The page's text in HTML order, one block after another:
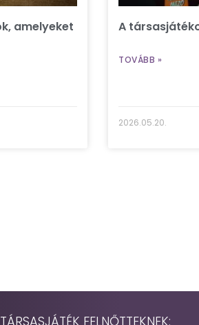
amelyeket
A
TOVÁBB »
2026.05.20.
TÁRSASJÁTÉK FELNŐTTEKNEK: